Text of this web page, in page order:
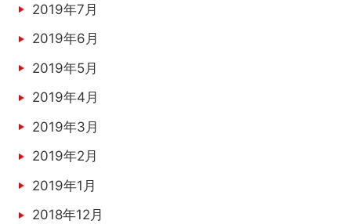
2019年7月
2019年6月
2019年5月
2019年4月
2019年3月
2019年2月
2019年1月
2018年12月